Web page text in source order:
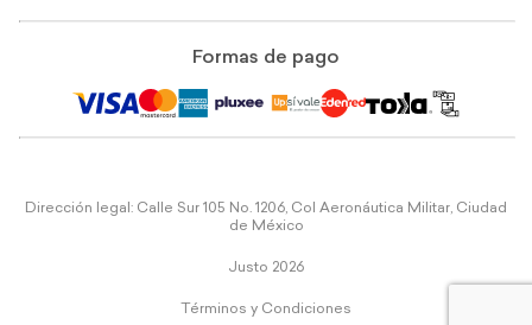
Formas de pago
Dirección legal: Calle Sur 105 No. 1206, Col Aeronáutica Militar, Ciudad
de México
Justo 2026
Términos y Condiciones